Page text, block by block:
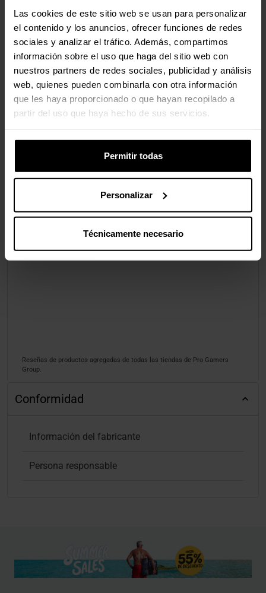
Las cookies de este sitio web se usan para personalizar
el contenido y los anuncios, ofrecer funciones de redes
sociales y analizar el tráfico. Además, compartimos
información sobre el uso que haga del sitio web con
nuestros partners de redes sociales, publicidad y análisis
web, quienes pueden combinarla con otra información
que les haya proporcionado o que hayan recopilado a
partir del uso que haya hecho de sus servicios.
Permitir todas
Personalizar
Técnicamente necesario
Reseñas de productos agregadas de todas las tiendas de Pro Gamers
Group.
Conformidad
Información del fabricante
Persona responsable